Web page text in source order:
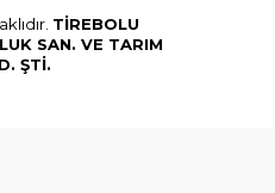
TİREBOLU
SAN. VE TARIM
ŞTİ.